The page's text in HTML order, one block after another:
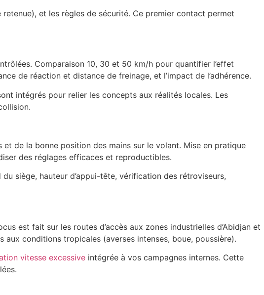
et les règles de sécurité. Ce premier contact permet
Comparaison 10, 30 et 50 km/h pour quantifier l’effet
de réaction et distance de freinage, et l’impact de l’adhérence.
intégrés pour relier les concepts aux réalités locales. Les
de la bonne position des mains sur le volant. Mise en pratique
des réglages efficaces et reproductibles.
siège, hauteur d’appui-tête, vérification des rétroviseurs,
est fait sur les routes d’accès aux zones industrielles d’Abidjan et
aux conditions tropicales (averses intenses, boue, poussière).
vitesse excessive intégrée à vos campagnes internes. Cette